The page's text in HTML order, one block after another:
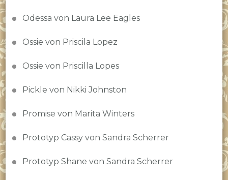
Odessa von Laura Lee Eagles
Ossie von Priscila Lopez
Ossie von Priscilla Lopes
Pickle von Nikki Johnston
Promise von Marita Winters
Prototyp Cassy von Sandra Scherrer
Prototyp Shane von Sandra Scherrer